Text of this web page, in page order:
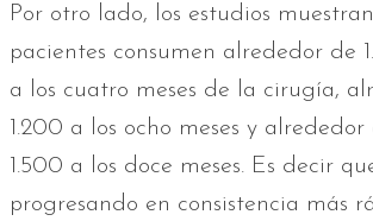
Por otro lado, los estudios
pacientes consumen alrededor de
a los cuatro meses de la cirugía,
1.200 a los ocho meses y alrededor
1.500 a los doce meses. Es decir
progresando en consistencia más